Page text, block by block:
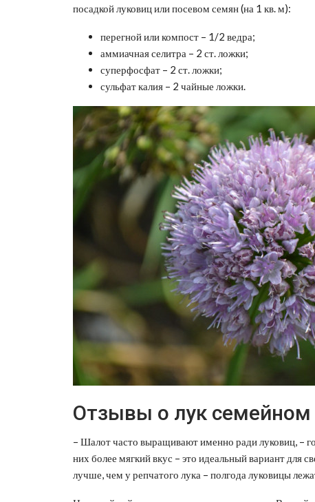
посадкой луковиц или посевом семян (на 1 кв. м):
перегной или компост – 1/2 ведра;
аммиачная селитра – 2 ст. ложки;
суперфосфат – 2 ст. ложки;
сульфат калия – 2 чайные ложки.
Отзывы о лук семейном
– Шалот часто выращивают именно ради луковиц, –
них более мягкий вкус – это идеальный вариант для
лучше, чем у репчатого лука – полгода луковицы